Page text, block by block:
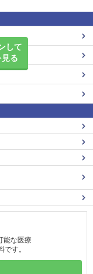
して
る
能な医療
す。